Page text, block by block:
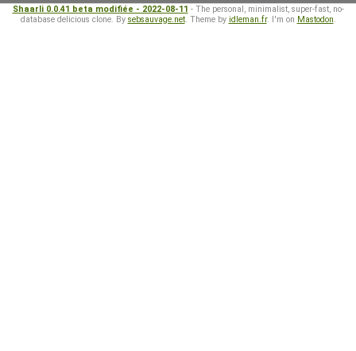
Shaarli 0.0.41 beta modifiée - 2022-08-11 - The personal, minimalist, super-fast, no-
database delicious clone. By sebsauvage.net. Theme by idleman.fr. I'm on Mastodon.